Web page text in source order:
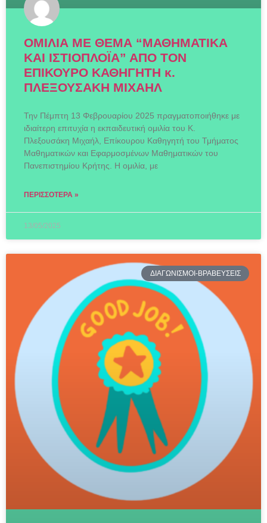
ΟΜΙΛΙΑ ΜΕ ΘΕΜΑ “ΜΑΘΗΜΑΤΙΚΑ
ΚΑΙ ΙΣΤΙΟΠΛΟΪΑ” ΑΠΟ ΤΟΝ
ΕΠΙΚΟΥΡΟ ΚΑΘΗΓΗΤΗ κ.
ΠΛΕΞΟΥΣΑΚΗ ΜΙΧΑΗΛ
Την Πέμπτη 13 Φεβρουαρίου 2025 πραγματοποιήθηκε με
ιδιαίτερη επιτυχία η εκπαιδευτική ομιλία του Κ.
Πλεξουσάκη Μιχαήλ, Επίκουρου Καθηγητή του Τμήματος
Μαθηματικών και Εφαρμοσμένων Μαθηματικών του
Πανεπιστημίου Κρήτης. Η ομιλία, με
ΠΕΡΙΣΣΌΤΕΡΑ »
13/05/2025
ΔΙΑΓΩΝΙΣΜΟΙ-ΒΡΑΒΕΥΣΕΙΣ